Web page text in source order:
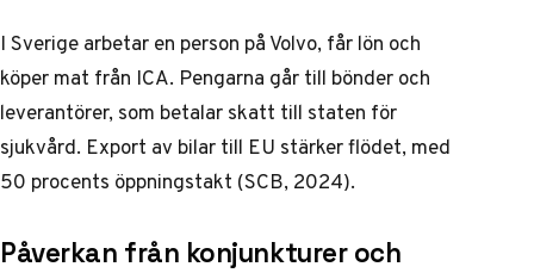
I Sverige arbetar en person på Volvo, får lön och
köper mat från ICA. Pengarna går till bönder och
leverantörer, som betalar skatt till staten för
sjukvård. Export av bilar till EU stärker flödet, med
50 procents öppningstakt (SCB, 2024).
Påverkan från konjunkturer och